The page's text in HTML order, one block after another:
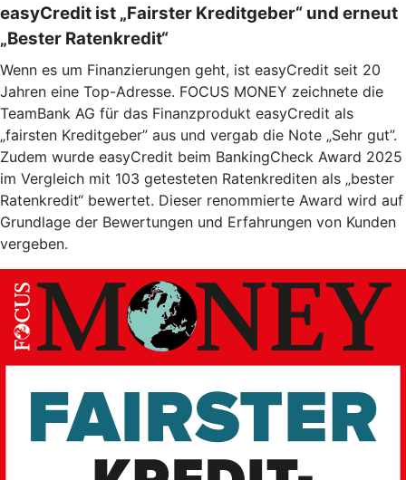
easyCredit ist „Fairster Kreditgeber“ und erneut
„Bester Ratenkredit“
Wenn es um Finanzierungen geht, ist easyCredit seit 20
Jahren eine Top-Adresse. FOCUS MONEY zeichnete die
TeamBank AG für das Finanzprodukt easyCredit als
„fairsten Kreditgeber” aus und vergab die Note „Sehr gut”.
Zudem wurde easyCredit beim BankingCheck Award 2025
im Vergleich mit 103 getesteten Ratenkrediten als „bester
Ratenkredit“ bewertet. Dieser renommierte Award wird auf
Grundlage der Bewertungen und Erfahrungen von Kunden
vergeben.